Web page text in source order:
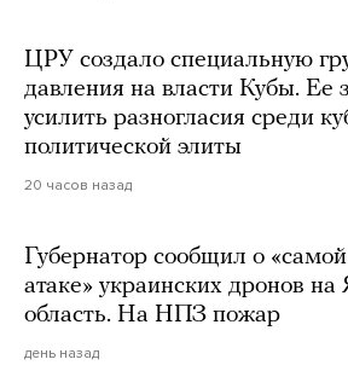
ЦРУ создало специальную
давления на власти Кубы. Ее
усилить разногласия среди
политической элиты
20 часов назад
Губернатор сообщил о
атаке» украинских дронов на
область. На НПЗ пожар
день назад